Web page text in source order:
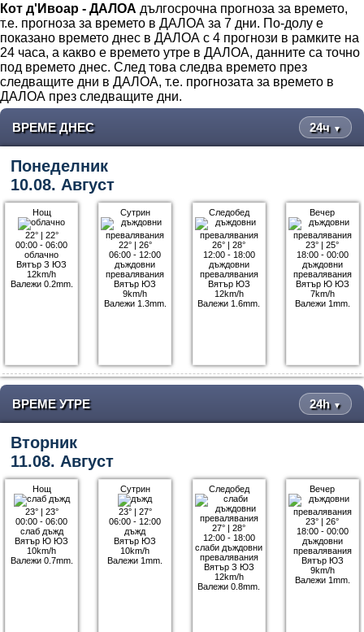
Кот д'Ивоар - ДАЛОА дългосрочна прогноза за времето,
т.е. прогноза за времето в ДАЛОА за 7 дни. По-долу е
показано времето днес в ДАЛОА с 4 прогнози в рамките на
24 часа, а какво е времето утре в ДАЛОА, данните са точно
под времето днес. След това следва времето през
следващите дни в ДАЛОА, т.е. прогнозата за времето в
ДАЛОА през следващите дни.
ВРЕМЕ ДНЕС 24ч ▼
Понеделник
10.08. Август
Нощ
22°| 22°
00:00 - 06:00
облачно
Вятър З ЮЗ
12km/h
Валежи 0.2mm.
Сутрин
22°| 26°
06:00 - 12:00
дъждовни
превалявания
Вятър ЮЗ
9km/h
Валежи 1.3mm.
Следобед
26° |28°
12:00 - 18:00
дъждовни
превалявания
Вятър ЮЗ
12km/h
Валежи 1.6mm.
Вечер
23° |25°
18:00 - 00:00
дъждовни
превалявания
Вятър Ю ЮЗ
7km/h
Валежи 1mm.
ВРЕМЕ УТРЕ 24h ▼
Вторник
11.08. Август
Нощ
23°| 23°
00:00 - 06:00
слаб дъжд
Вятър Ю ЮЗ
10km/h
Валежи 0.7mm.
Сутрин
23°| 27°
06:00 - 12:00
дъжд
Вятър ЮЗ
10km/h
Валежи 1mm.
Следобед
27° |28°
12:00 - 18:00
слаби дъждовни
превалявания
Вятър З ЮЗ
12km/h
Валежи 0.8mm.
Вечер
23° |26°
18:00 - 00:00
дъждовни
превалявания
Вятър ЮЗ
9km/h
Валежи 1mm.